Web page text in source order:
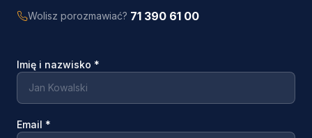
Wolisz porozmawiać? 71 390 61 00
Imię i nazwisko *
Email *